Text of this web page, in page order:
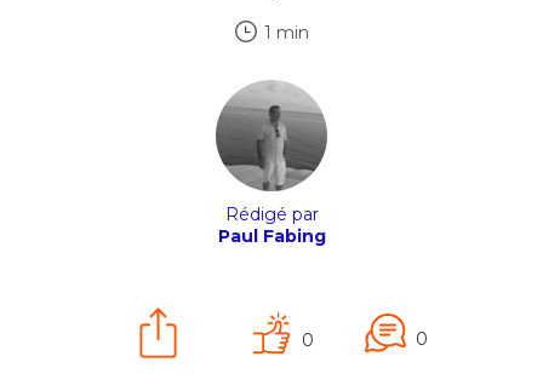
1 min
Rédigé par
Paul Fabing
0 0